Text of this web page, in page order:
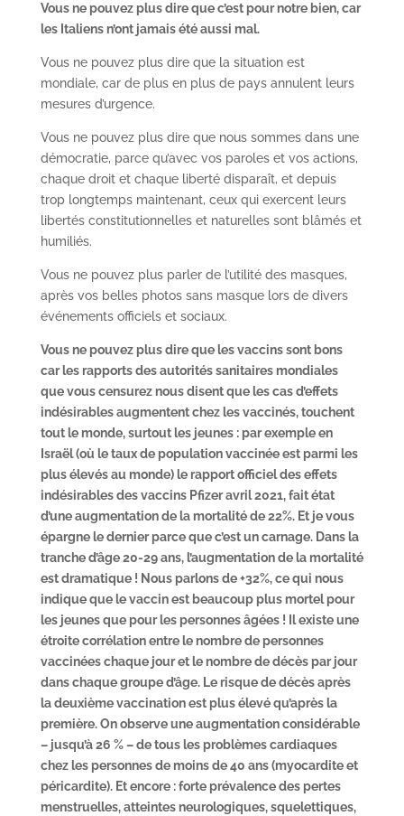
Vous ne pouvez plus dire que c’est pour notre bien, car
les Italiens n’ont jamais été aussi mal.
Vous ne pouvez plus dire que la situation est
mondiale, car de plus en plus de pays annulent leurs
mesures d’urgence.
Vous ne pouvez plus dire que nous sommes dans une
démocratie, parce qu’avec vos paroles et vos actions,
chaque droit et chaque liberté disparaît, et depuis
trop longtemps maintenant, ceux qui exercent leurs
libertés constitutionnelles et naturelles sont blâmés et
humiliés.
Vous ne pouvez plus parler de l’utilité des masques,
après vos belles photos sans masque lors de divers
événements officiels et sociaux.
Vous ne pouvez plus dire que les vaccins sont bons
car les rapports des autorités sanitaires mondiales
que vous censurez nous disent que les cas d’effets
indésirables augmentent chez les vaccinés, touchent
tout le monde, surtout les jeunes : par exemple en
Israël (où le taux de population vaccinée est parmi les
plus élevés au monde) le rapport officiel des effets
indésirables des vaccins Pfizer avril 2021, fait état
d’une augmentation de la mortalité de 22%. Et je vous
épargne le dernier parce que c’est un carnage. Dans la
tranche d’âge 20-29 ans, l’augmentation de la mortalité
est dramatique ! Nous parlons de +32%, ce qui nous
indique que le vaccin est beaucoup plus mortel pour
les jeunes que pour les personnes âgées ! Il existe une
étroite corrélation entre le nombre de personnes
vaccinées chaque jour et le nombre de décès par jour
dans chaque groupe d’âge. Le risque de décès après
la deuxième vaccination est plus élevé qu’après la
première. On observe une augmentation considérable
– jusqu’à 26 % – de tous les problèmes cardiaques
chez les personnes de moins de 40 ans (myocardite et
péricardite). Et encore : forte prévalence des pertes
menstruelles, atteintes neurologiques, squelettiques,